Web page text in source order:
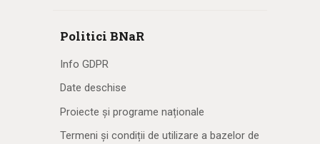
Politici BNaR
Info GDPR
Date deschise
Proiecte și programe naționale
Termeni și condiții de utilizare a bazelor de